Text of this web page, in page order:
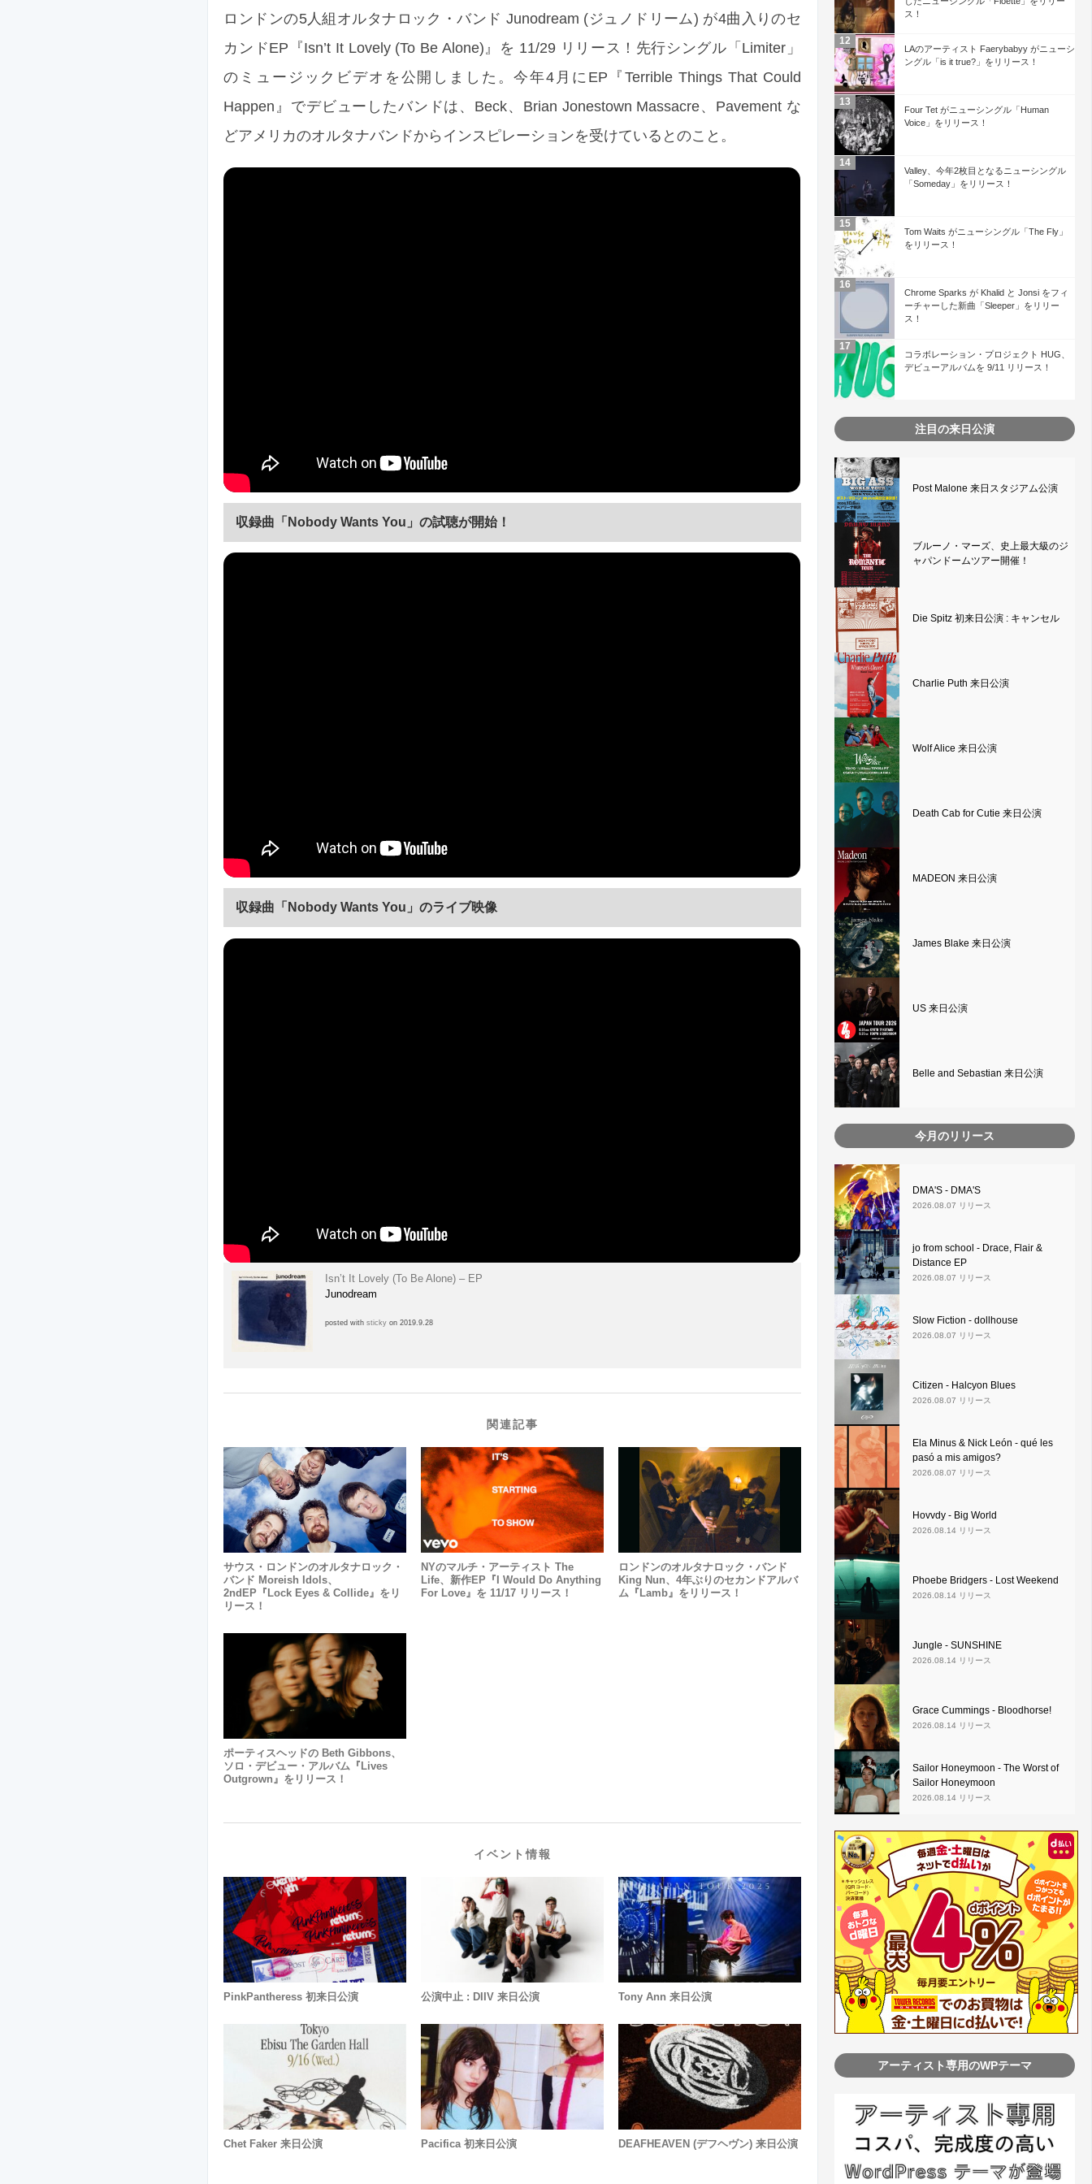
ロンドンの5人組オルタナロック・バンド Junodream (ジュノドリーム) が4曲入りのセ
カンドEP『Isn’t It Lovely (To Be Alone)』を 11/29 リリース！先行シングル「Limiter」
のミュージックビデオを公開しました。今年4月にEP『Terrible Things That Could
Happen』でデビューしたバンドは、Beck、Brian Jonestown Massacre、Pavement な
どアメリカのオルタナバンドからインスピレーションを受けているとのこと。
収録曲「Nobody Wants You」の試聴が開始！
収録曲「Nobody Wants You」のライブ映像
Isn’t It Lovely (To Be Alone) – EP
Junodream
posted withsticky on 2019.9.28
関連記事
サウス・ロンドンのオルタナロック・
バンド Moreish Idols、
2ndEP『Lock Eyes & Collide』をリ
リース！
NYのマルチ・アーティスト The
Life、新作EP『I Would Do Anything
For Love』を 11/17 リリース！
ロンドンのオルタナロック・バンド
King Nun、4年ぶりのセカンドアルバ
ム『Lamb』をリリース！
ポーティスヘッドの Beth Gibbons、
ソロ・デビュー・アルバム『Lives
Outgrown』をリリース！
イベント情報
PinkPantheress 初来日公演 公演中止 : DIIV 来日公演 Tony Ann 来日公演
Chet Faker 来日公演 Pacifica 初来日公演 DEAFHEAVEN (デフヘヴン) 来日公演
ス！
LAのアーティスト Faerybabyy がニューシ
ングル「is it true?」をリリース！
Four Tet がニューシングル「Human
Voice」をリリース！
Valley、今年2枚目となるニューシングル
「Someday」をリリース！
Tom Waits がニューシングル「The Fly」
をリリース！
Chrome Sparks が Khalid と Jonsi をフィ
ーチャーした新曲「Sleeper」をリリー
ス！
コラボレーション・プロジェクト HUG、
デビューアルバムを 9/11 リリース！
注目の来日公演
Post Malone 来日スタジアム公演
ブルーノ・マーズ、史上最大級のジ
ャパンドームツアー開催！
Die Spitz 初来日公演 : キャンセル
Charlie Puth 来日公演
Wolf Alice 来日公演
Death Cab for Cutie 来日公演
MADEON 来日公演
James Blake 来日公演
US 来日公演
Belle and Sebastian 来日公演
今月のリリース
DMA'S - DMA'S
2026.08.07 リリース
jo from school - Drace, Flair &
Distance EP
2026.08.07 リリース
Slow Fiction - dollhouse
2026.08.07 リリース
Citizen - Halcyon Blues
2026.08.07 リリース
Ela Minus & Nick León - qué les
pasó a mis amigos?
2026.08.07 リリース
Hovvdy - Big World
2026.08.14 リリース
Phoebe Bridgers - Lost Weekend
2026.08.14 リリース
Jungle - SUNSHINE
2026.08.14 リリース
Grace Cummings - Bloodhorse!
2026.08.14 リリース
Sailor Honeymoon - The Worst of
Sailor Honeymoon
2026.08.14 リリース
アーティスト専用のWPテーマ